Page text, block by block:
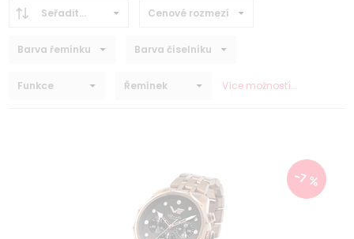
Seřadit... Cenové rozmezí
Barva řemínku Barva číselníku
Funkce Řemínek Více možností...
-7 %